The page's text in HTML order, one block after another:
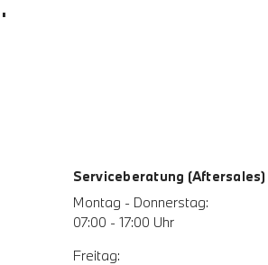
Serviceberatung (Aftersales)
Montag - Donnerstag:
07:00 - 17:00 Uhr
Freitag: